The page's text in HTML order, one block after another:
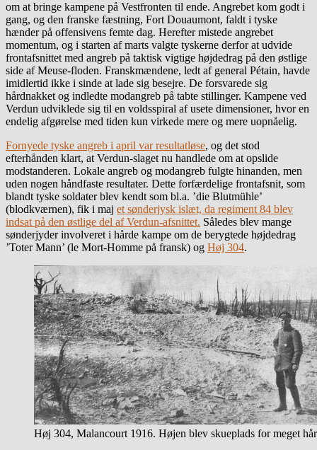
om at bringe kampene på Vestfronten til ende. Angrebet kom godt i
gang, og den franske fæstning, Fort Douaumont, faldt i tyske
hænder på offensivens femte dag. Herefter mistede angrebet
momentum, og i starten af marts valgte tyskerne derfor at udvide
frontafsnittet med angreb på taktisk vigtige højdedrag på den østlige
side af Meuse-floden. Franskmændene, ledt af general Pétain, havde
imidlertid ikke i sinde at lade sig besejre. De forsvarede sig
hårdnakket og indledte modangreb på tabte stillinger. Kampene ved
Verdun udviklede sig til en voldsspiral af usete dimensioner, hvor en
endelig afgørelse med tiden kun virkede mere og mere uopnåelig.
Fornyede tyske angreb i april var resultatløse, og det stod
efterhånden klart, at Verdun-slaget nu handlede om at opslide
modstanderen. Lokale angreb og modangreb fulgte hinanden, men
uden nogen håndfaste resultater. Dette forfærdelige frontafsnit, som
blandt tyske soldater blev kendt som bl.a. ’die Blutmühle’
(blodkværnen), fik i maj et sønderjysk islæt, da regiment 84 blev
indsat på den østlige del af Verdun-afsnittet. Således blev mange
sønderjyder involveret i hårde kampe om de berygtede højdedrag
’Toter Mann’ (le Mort-Homme på fransk) og Høj 304.
Høj 304, Malancourt 1916. Højen blev skueplads for meget